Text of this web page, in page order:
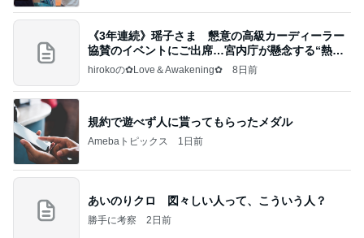
《3年連続》瑶子さま 懇意の高級カーディーラー
協賛のイベントにご出席…宮内庁が懸念する“熱心
すぎ
hirokoの✿Love＆Awakening✿ 8日前
規約で遊べず人に貰ってもらったメダル
Amebaトピックス 1日前
あいのりクロ 図々しい人って、こういう人？
勝手に考察 2日前